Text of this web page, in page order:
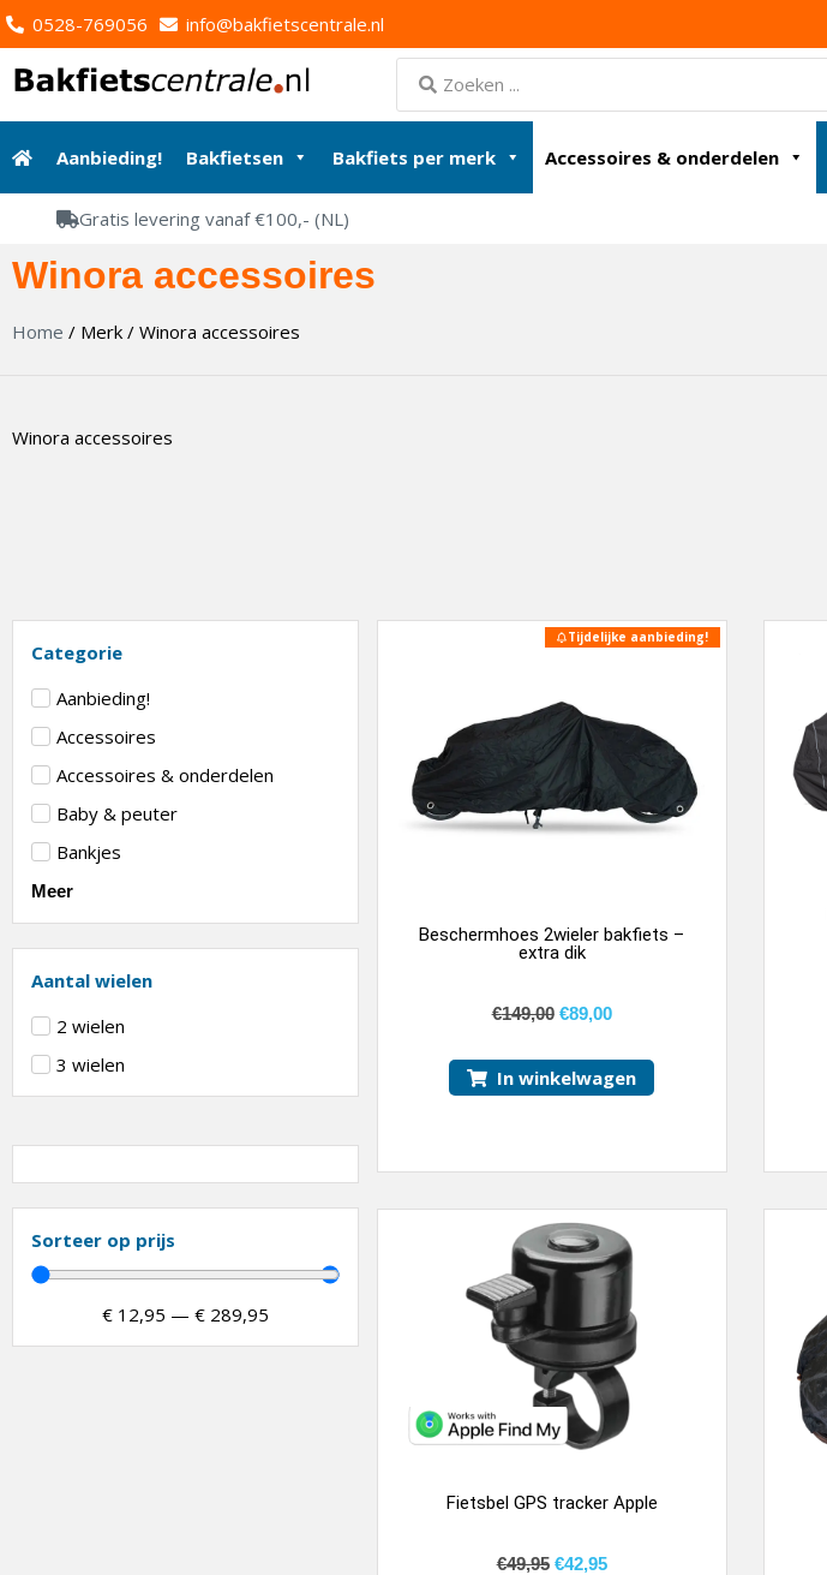
0528-769056 info@bakfietscentrale.nl
Aanbieding! Bakfietsen Bakfiets per merk Accessoires & onderdelen
Gratis levering vanaf €100,- (NL)
Winora accessoires
Home / Merk / Winora accessoires
Winora accessoires
Categorie
Aanbieding!
Accessoires
Accessoires & onderdelen
Baby & peuter
Bankjes
Meer
Aantal wielen
2 wielen
3 wielen
Sorteer op prijs
€ 12,95 — € 289,95
Tijdelijke aanbieding!
Beschermhoes 2wieler bakfiets –
extra dik
€149,00 €89,00
In winkelwagen
Fietsbel GPS tracker Apple
€49,95 €42,95